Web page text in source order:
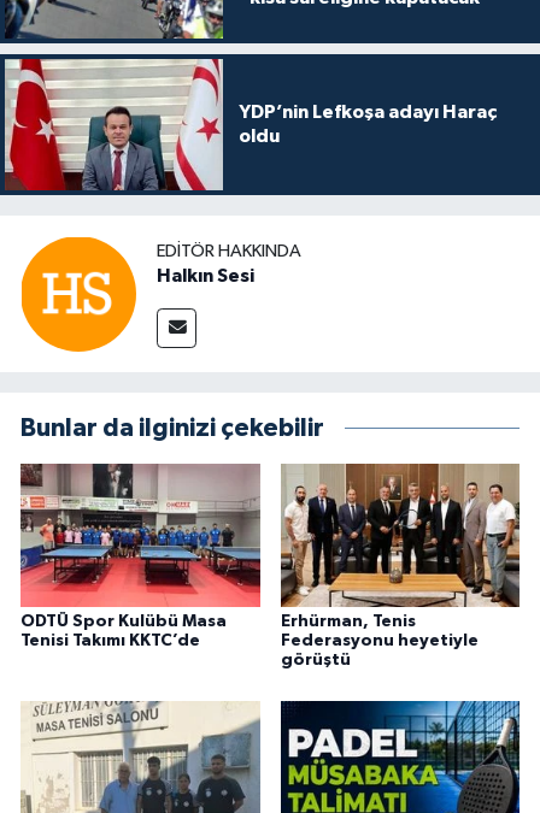
YDP’nin Lefkoşa adayı Haraç
oldu
EDITÖR HAKKINDA
Halkın Sesi
Bunlar da ilginizi çekebilir
ODTÜ Spor Kulübü Masa
Tenisi Takımı KKTC’de
Erhürman, Tenis
Federasyonu heyetiyle
görüştü